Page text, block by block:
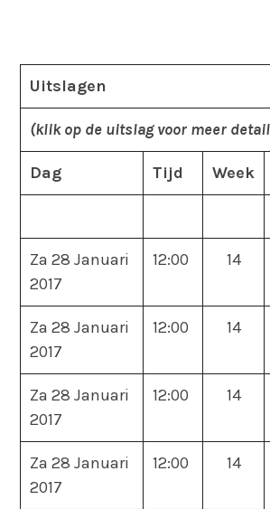
Uitslagen
(klik op de uitslag voor meer
Dag Tijd Week
Za 28 Januari
2017
12:00 14
Za 28 Januari
2017
12:00 14
Za 28 Januari
2017
12:00 14
Za 28 Januari
2017
12:00 14